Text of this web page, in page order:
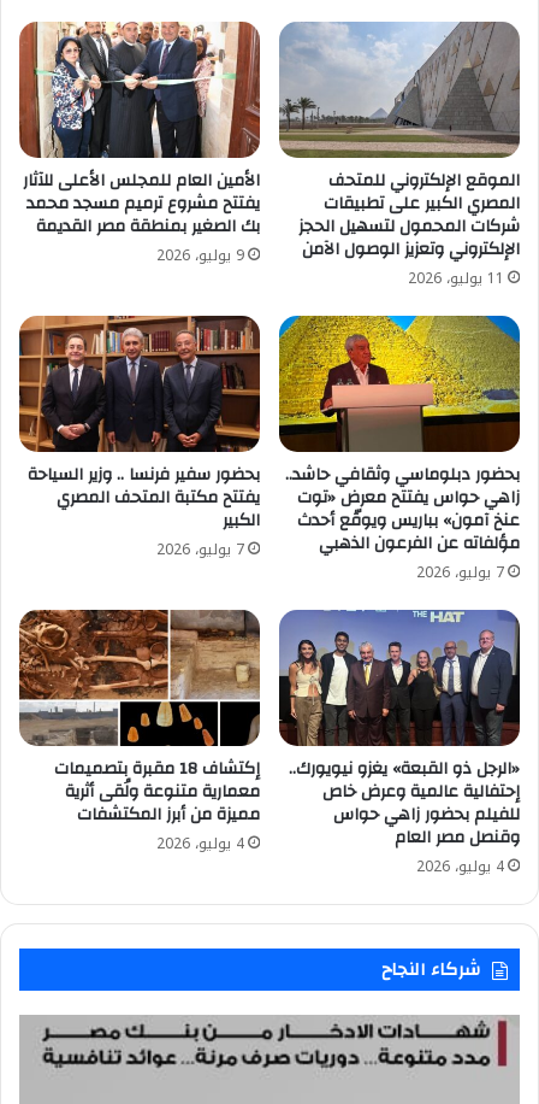
الموقع الإلكتروني للمتحف
المصري الكبير على تطبيقات
شركات المحمول لتسهيل الحجز
الإلكتروني وتعزيز الوصول الآمن
11 يوليو، 2026
الأمين العام للمجلس الأعلى للآثار
يفتتح مشروع ترميم مسجد محمد
بك الصغير بمنطقة مصر القديمة
9 يوليو، 2026
بحضور دبلوماسي وثقافي حاشد..
زاهي حواس يفتتح معرض «توت
عنخ آمون» بباريس ويوقّع أحدث
مؤلفاته عن الفرعون الذهبي
7 يوليو، 2026
بحضور سفير فرنسا .. وزير السياحة
يفتتح مكتبة المتحف المصري
الكبير
7 يوليو، 2026
«الرجل ذو القبعة» يغزو نيويورك..
إحتفالية عالمية وعرض خاص
للفيلم بحضور زاهي حواس
وقنصل مصر العام
4 يوليو، 2026
إكتشاف 18 مقبرة بتصميمات
معمارية متنوعة ولُقى أثرية
مميزة من أبرز المكتشفات
4 يوليو، 2026
شركاء النجاح